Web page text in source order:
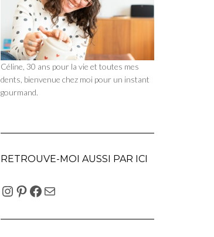
Céline, 30 ans pour la vie et toutes mes
dents, bienvenue chez moi pour un instant
gourmand.
RETROUVE-MOI AUSSI PAR ICI
INSTAGRAM
PINTEREST
FACEBOOK
E-MAIL